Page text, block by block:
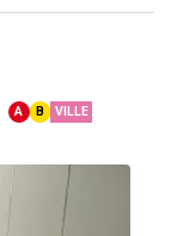
A B VILLE